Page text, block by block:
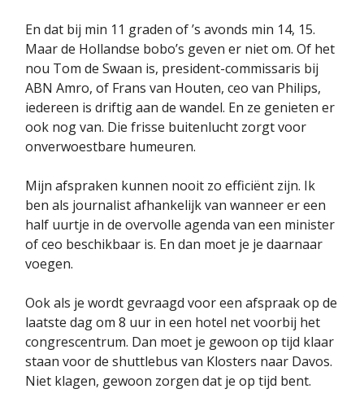
En dat bij min 11 graden of ’s avonds min 14, 15.
Maar de Hollandse bobo’s geven er niet om. Of het
nou Tom de Swaan is, president-commissaris bij
ABN Amro, of Frans van Houten, ceo van Philips,
iedereen is driftig aan de wandel. En ze genieten er
ook nog van. Die frisse buitenlucht zorgt voor
onverwoestbare humeuren.
Mijn afspraken kunnen nooit zo efficiënt zijn. Ik
ben als journalist afhankelijk van wanneer er een
half uurtje in de overvolle agenda van een minister
of ceo beschikbaar is. En dan moet je je daarnaar
voegen.
Ook als je wordt gevraagd voor een afspraak op de
laatste dag om 8 uur in een hotel net voorbij het
congrescentrum. Dan moet je gewoon op tijd klaar
staan voor de shuttlebus van Klosters naar Davos.
Niet klagen, gewoon zorgen dat je op tijd bent.